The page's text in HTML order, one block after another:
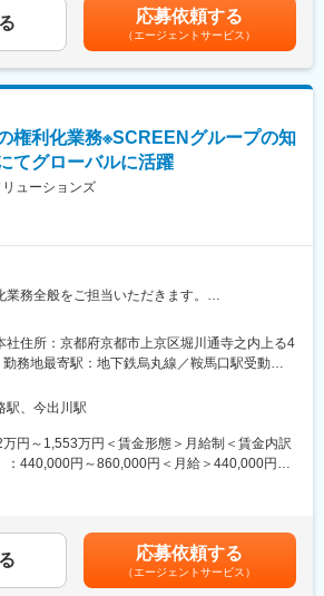
の定める業務
（高温動作試験、温度サイクル試験、寿命試験
成、顧客対応
けた品質基準の構築・運用
動車メーカーのEVやEV充電設備にも採用され
ー出身のスペシャリストが多数在籍していま
きた技術者と共に開発できます。
円/月 を支給します。賃金はあくまでも目安の
を通じて上下する可能性があります。月給(月額)
た表記です。
応募依頼する
（エージェントサービス）
権利化業務※SCREENグループの知
てグローバルに活躍
ューションズ
務全般をご担当いただきます。
し、強い特許権を早期に権利化するため、知的
般を、積極的に推進する業務（出願、中間処
争対応）
ンス、共同開発・出願契約などの他者との契約
家としてのサポート
相談
収集、分析および分析結果の提供
ついて
する在宅制度があります。現在は上限に関係な
社住所：京都府京都市上京区堀川通寺之内上る4
務地最寄駅：地下鉄烏丸線／鞍馬口駅受動喫
禁煙変更の範囲：会社の定める事業所
駅、今出川駅
万円～1,553万円＜賃金形態＞月給制＜賃金内訳
：440,000円～860,000円＜月給＞440,000円～
理職>業績連動賞与支給の場合 年1回（6月）賃
安の金額であり、選考を通じて上下する可能性
月額)は固定手当を含めた表記です。
応募依頼する
（エージェントサービス）